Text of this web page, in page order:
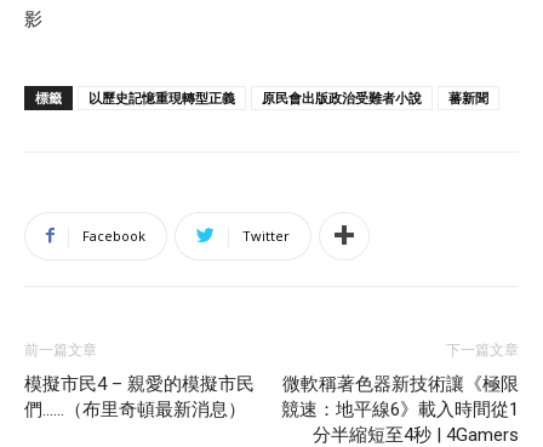
影
標籤 以歷史記憶重現轉型正義 原民會出版政治受難者小說 蕃新聞
Facebook Twitter
前一篇文章
模擬市民4 – 親愛的模擬市民
們……（布里奇頓最新消息）
下一篇文章
微軟稱著色器新技術讓《極限
競速：地平線6》載入時間從1
分半縮短至4秒 | 4Gamers